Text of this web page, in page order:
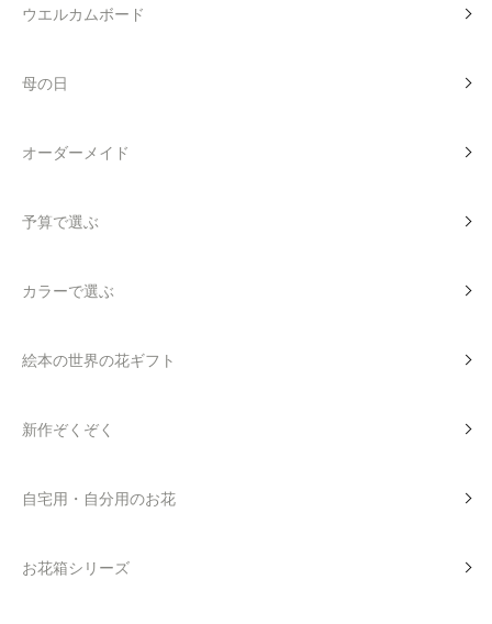
ウエルカムボード
母の日
オーダーメイド
予算で選ぶ
カラーで選ぶ
絵本の世界の花ギフト
新作ぞくぞく
自宅用・自分用のお花
お花箱シリーズ